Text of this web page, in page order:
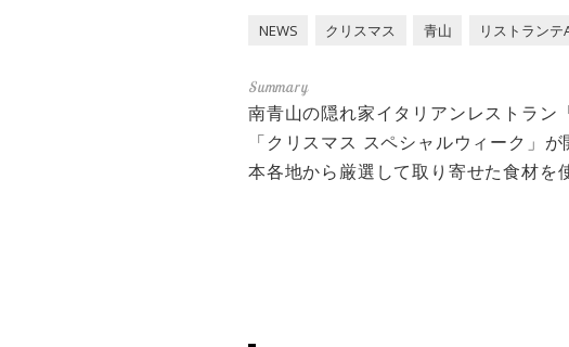
NEWS クリスマス 青山 リストランテ
南青山の隠れ家イタリアンレストラン
「クリスマス スペシャルウィーク」
本各地から厳選して取り寄せた食材を